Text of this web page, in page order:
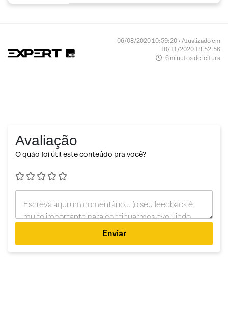
06/08/2020 10:59:20 • Atualizado em
10/11/2020 18:52:56
6 minutos de leitura
Avaliação
O quão foi útil este conteúdo pra você?
Enviar